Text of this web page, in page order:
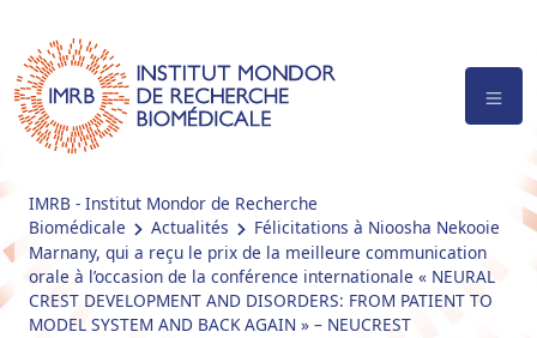
IMRB - Institut Mondor de Recherche
Biomédicale
Actualités
Félicitations à Nioosha Nekooie
Marnany, qui a reçu le prix de la meilleure communication
orale à l’occasion de la conférence internationale « NEURAL
CREST DEVELOPMENT AND DISORDERS: FROM PATIENT TO
MODEL SYSTEM AND BACK AGAIN » – NEUCREST